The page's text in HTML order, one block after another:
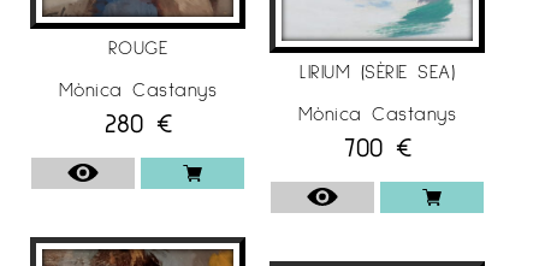
Lletres de Catalunya. • 2015. Workshop Alex
Kanevsky.
• 2016. Workshop Hollis Dunlap.
EXPOSICIONS INDIVIDUALS
L’artista Mònica Castanys ha realitzat diverses
exposicions individuals, com per exemple:
ROUGE
Mònica Castanys
280 €
LIRIUM (SÈRIE SEA)
Mònica Castanys
700 €